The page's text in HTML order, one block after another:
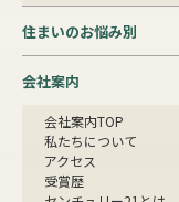
住まいのお悩み別
会社案内
会社案内TOP
私たちについて
アクセス
受賞歴